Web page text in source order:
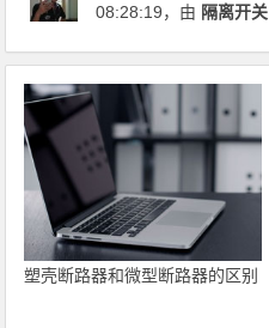
08:28:19，由 隔离开关
塑壳断路器和微型断路器的区别